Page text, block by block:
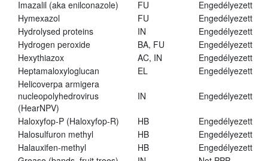
Imazalil (aka enilconazole)
FU
Engedélyezett
Hymexazol
FU
Engedélyezett
Hydrolysed proteins
IN
Engedélyezett
Hydrogen peroxide
BA, FU
Engedélyezett
Hexythiazox
AC, IN
Engedélyezett
Heptamaloxyloglucan
EL
Engedélyezett
Helicoverpa armigera
nucleopolyhedrovirus
(HearNPV)
IN Engedélyezett
Haloxyfop-P (Haloxyfop-R) HB
Engedélyezett
Halosulfuron methyl
HB
Engedélyezett
Halauxifen-methyl
HB
Engedélyezett